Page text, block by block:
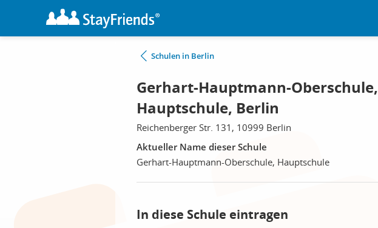
Schulen in Berlin
Gerhart-Hauptmann-Oberschule,
Hauptschule, Berlin
Reichenberger Str. 131, 10999 Berlin
Aktueller Name dieser Schule
Gerhart-Hauptmann-Oberschule, Hauptschule
In diese Schule eintragen